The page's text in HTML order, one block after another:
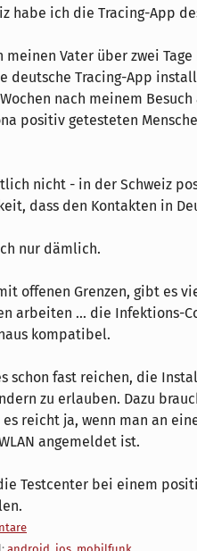
habe ich die Tracing-App
meinen Vater über zwei
deutsche Tracing-App
nach meinem
positiv getesteten
nicht - in der Schweiz
dass den Kontakten in
nur dämlich.
offenen Grenzen, gibt es
arbeiten ... die Infektions-
kompatibel.
schon fast reichen, die
zu erlauben. Dazu
reicht ja, wenn man an
angemeldet ist.
Testcenter bei einem